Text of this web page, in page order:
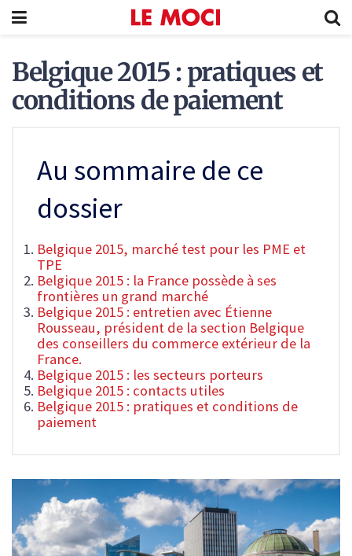
Belgique 2015 : pratiques et
conditions de paiement
Au sommaire de ce
dossier
Belgique 2015, marché test pour les PME et
TPE
Belgique 2015 : la France possède à ses
frontières un grand marché
Belgique 2015 : entretien avec Étienne
Rousseau, président de la section Belgique
des conseillers du commerce extérieur de la
France.
Belgique 2015 : les secteurs porteurs
Belgique 2015 : contacts utiles
Belgique 2015 : pratiques et conditions de
paiement